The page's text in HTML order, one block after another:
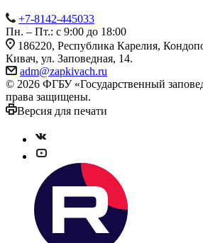
+7-8142-445033
Пн. – Пт.: с 9:00 до 18:00
186220, Республика Карелия,
Кивач, ул. Заповедная, 14.
adm@zapkivach.ru
© 2026 ФГБУ «Государственный
права защищены.
Версия для печати